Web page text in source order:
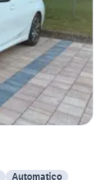
Automatico